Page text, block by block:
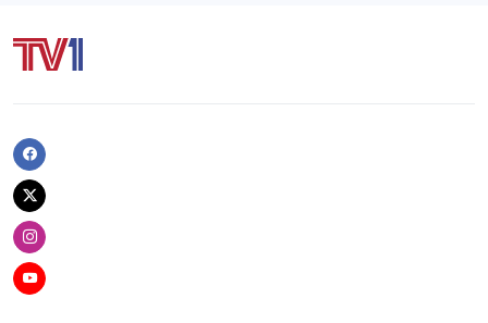
Facebook
Twitter
Instagram
Youtube